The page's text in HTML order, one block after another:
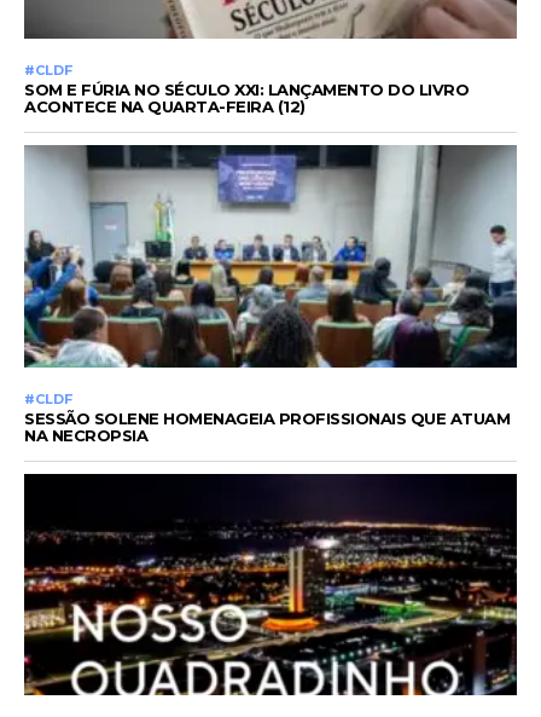
#CLDF
SOM E FÚRIA NO SÉCULO XXI: LANÇAMENTO DO LIVRO
ACONTECE NA QUARTA-FEIRA (12)
#CLDF
SESSÃO SOLENE HOMENAGEIA PROFISSIONAIS QUE ATUAM
NA NECROPSIA